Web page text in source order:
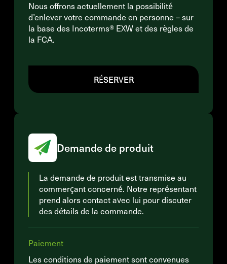
Nous offrons actuellement la possibilité
d’enlever votre commande en personne – sur
la base des Incoterms® EXW et des règles de
la FCA.
RÉSERVER
Demande de produit
La demande de produit est transmise au
commerçant concerné. Notre représentant
prend alors contact avec lui pour discuter
des détails de la commande.
Paiement
Les conditions de paiement sont convenues